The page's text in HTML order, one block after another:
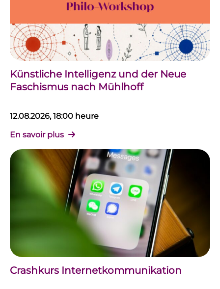
Künstliche Intelligenz und der Neue
Faschismus nach Mühlhoff
12.08.2026, 18:00 heure
En savoir plus
Crashkurs Internetkommunikation